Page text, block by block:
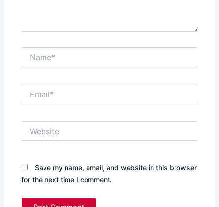
Save my name, email, and website in this browser
for the next time I comment.